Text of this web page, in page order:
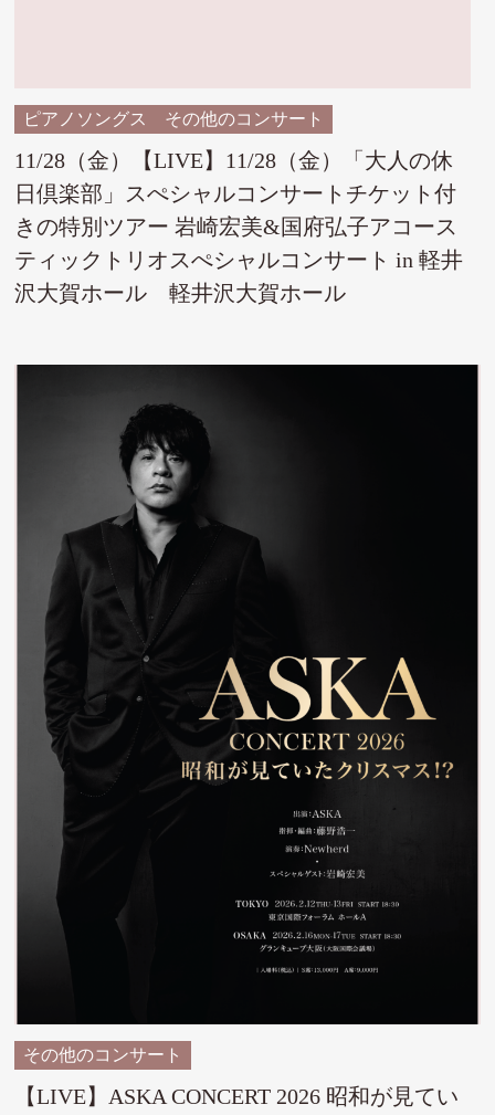
ピアノソングス その他のコンサート
11/28（金）【LIVE】11/28（金）「大人の休
日倶楽部」スぺシャルコンサートチケット付
きの特別ツアー 岩崎宏美&国府弘子アコース
ティックトリオスぺシャルコンサート in 軽井
沢大賀ホール 軽井沢大賀ホール
その他のコンサート
【LIVE】ASKA CONCERT 2026 昭和が見てい